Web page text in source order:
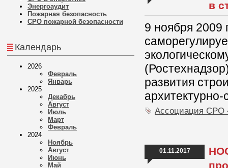
Энергоаудит
Пожарная безопасность
СРО пожарной безопасности
Календарь
2026
Февраль
Январь
2025
Декабрь
Август
Июль
Март
Февраль
2024
Ноябрь
Август
Июнь
Май
в
9 ноября 2009
развития
архитектурно-
Ассоциация
01.11.2017